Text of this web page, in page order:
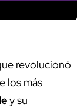
revolucionó
los más
y su